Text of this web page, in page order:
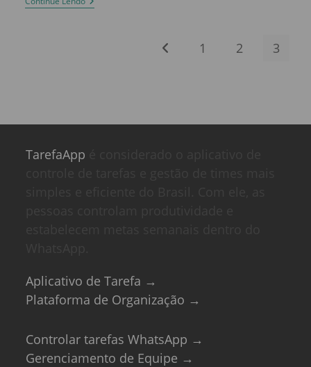
1 2 3
TarefaApp
Aplicativo de Tarefa →
Plataforma de Organização →
Controlar tarefas WhatsApp →
Gerenciamento de Equipe →